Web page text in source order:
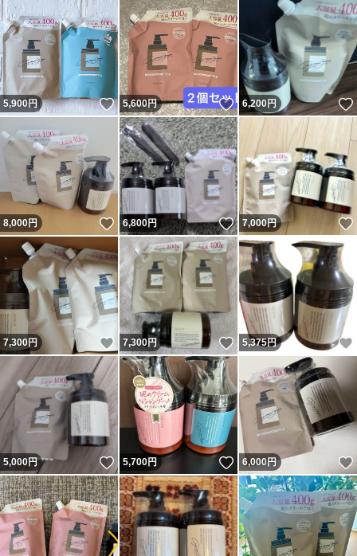
5,900円 いいね！
5,600円 いいね！
6,200円
8,000円 いいね！
6,800円 いいね！
7,000円
7,300円 いいね！
7,300円 いいね！
5,375円
5,000円 いいね！
5,700円 いいね！
6,000円